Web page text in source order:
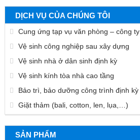
DỊCH VỤ CỦA CHÚNG TÔI
Cung ứng tạp vụ văn phòng – công ty
Vệ sinh công nghiệp sau xây dựng
Vệ sinh nhà ở dân sinh định kỳ
Vệ sinh kính tòa nhà cao tầng
Bảo trì, bảo dưỡng công trình định kỳ
Giặt thảm (bali, cotton, len, lụa,…)
SẢN PHẨM